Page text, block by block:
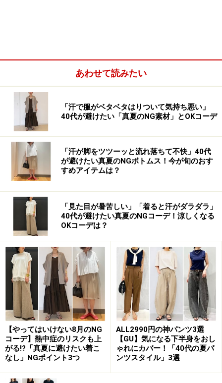
WEEKDAYアジア初店舗、大阪に上陸！
「WEEKDAY」は2000年11月、ストックホルム郊外に友
人3人で開いた古着屋からスタートしたブランドです。
最初は週末だけオープンしていたことから、ブランド名
も「WEEKEND」と名乗っていました。センスのよい品
揃えで人気を博し、02年4月に「WEEKDAY」1号店がス
トックホルムにオープン。週末だけではなく平日もオー
プンするようになって「WEEKDAY」と改名しました。
08年にH&Mの傘下ブランドに迎えられ、現在は本国スウ
ェーデンをはじめ、デンマーク、ノルウェー、ドイツ、
フィンランド、オランダの6カ国の21店舗で展開されて
います。アジア初上陸となった大阪店で22店舗目となり
ました。パリやミラノ、NYなどの大都市にもまだ進出し
ていないので、大阪のショップはこれらのファッション
先進都市に先駆けてのデビューとなったわけです。
あわせて読みたい
「汗で服がベタベタはりついて気持ち悪い」
40代が避けたい「真夏のNG素材」とOKコーデ
「汗が脚をツツーッと流れ落ちて不快」40代
が避けたい真夏のNGボトムス！今が旬のおす
すめアイテムは？
「見た目が暑苦しい」「着ると汗がダラダラ」
40代が避けたい真夏のNGコーデ！涼しくなる
OKコーデは？
【やってはいけない8月のNG
コーデ】熱中症のリスクも上
がる!?「真夏に避けたい着こ
なし」NGポイント3つ
ALL2990円の神パンツ3選
【GU】気になる下半身をおし
ゃれにカバー！「40代の夏パ
ンツスタイル」3選